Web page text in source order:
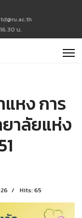
น.
หง การ
าลัยแห่ง
Hits: 65